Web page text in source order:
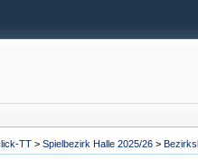
TT > Spielbezirk Halle 2025/26 >